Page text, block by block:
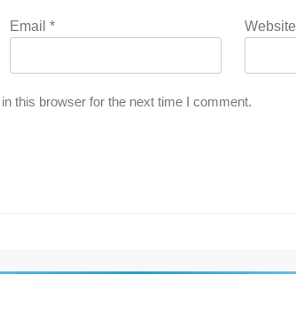
Email* Website
this browser for the next time I comment.